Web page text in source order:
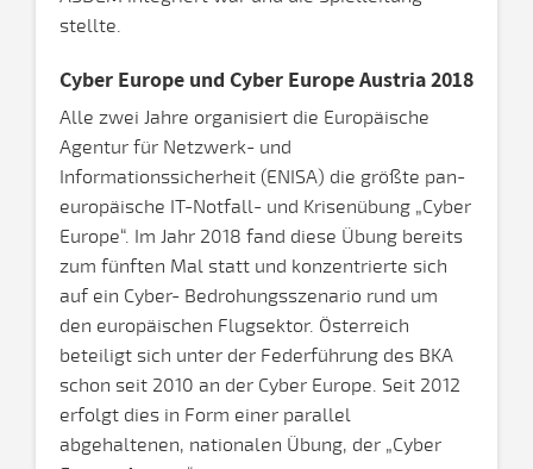
stellte.
Cyber Europe und Cyber Europe Austria 2018
Alle zwei Jahre organisiert die Europäische
Agentur für Netzwerk- und
Informationssicherheit (ENISA) die größte pan-
europäische IT-Notfall- und Krisenübung „Cyber
Europe“. Im Jahr 2018 fand diese Übung bereits
zum fünften Mal statt und konzentrierte sich
auf ein Cyber- Bedrohungsszenario rund um
den europäischen Flugsektor. Österreich
beteiligt sich unter der Federführung des BKA
schon seit 2010 an der Cyber Europe. Seit 2012
erfolgt dies in Form einer parallel
abgehaltenen, nationalen Übung, der „Cyber